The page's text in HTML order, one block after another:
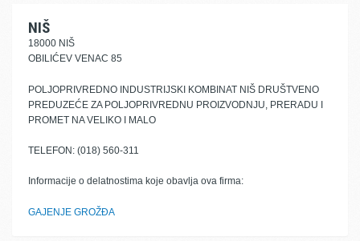
NIŠ
18000 NIŠ
OBILIĆEV VENAC 85
POLJOPRIVREDNO INDUSTRIJSKI KOMBINAT NIŠ DRUŠTVENO
PREDUZEĆE ZA POLJOPRIVREDNU PROIZVODNJU, PRERADU I
PROMET NA VELIKO I MALO
TELEFON: (018) 560-311
Informacije o delatnostima koje obavlja ova firma:
GAJENJE GROŽĐA